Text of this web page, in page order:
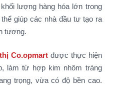
lượng hàng hóa lớn trong
giúp các nhà đầu tư tạo ra
tượng.
Co.opmart được thực hiện
làm từ hợp kim nhôm tráng
trọng, vừa có độ bền cao.